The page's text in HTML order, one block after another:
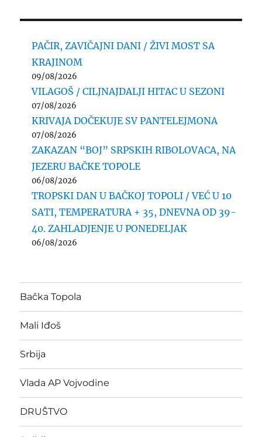
PAČIR, ZAVIČAJNI DANI / ŽIVI MOST SA
KRAJINOM
09/08/2026
VILAGOŠ / CILJNAJDALJI HITAC U SEZONI
07/08/2026
KRIVAJA DOČEKUJE SV PANTELEJMONA
07/08/2026
ZAKAZAN “BOJ” SRPSKIH RIBOLOVACA, NA
JEZERU BAČKE TOPOLE
06/08/2026
TROPSKI DAN U BAČKOJ TOPOLI / VEĆ U 10
SATI, TEMPERATURA + 35, DNEVNA OD 39-
40. ZAHLADJENJE U PONEDELJAK
06/08/2026
Bačka Topola
Mali Iđoš
Srbija
Vlada AP Vojvodine
DRUŠTVO